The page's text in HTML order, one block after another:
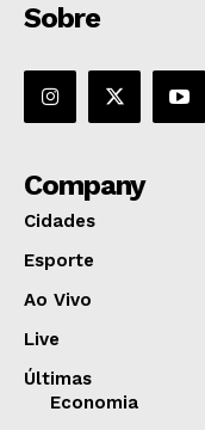
Sobre
Company
Cidades
Esporte
Ao Vivo
Live
Últimas
Economia